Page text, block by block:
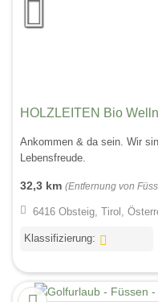
HOLZLEITEN Bio
Ankommen & da sein. Wir
Lebensfreude.
32,3 km (Entfernung von
6416 Obsteig, Tirol,
Klassifizierung: